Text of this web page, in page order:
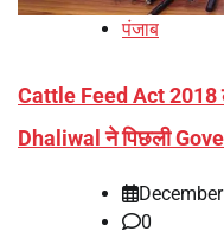
पंजाब
Cattle Feed Act 2018
Dhaliwal ने पिछली
0